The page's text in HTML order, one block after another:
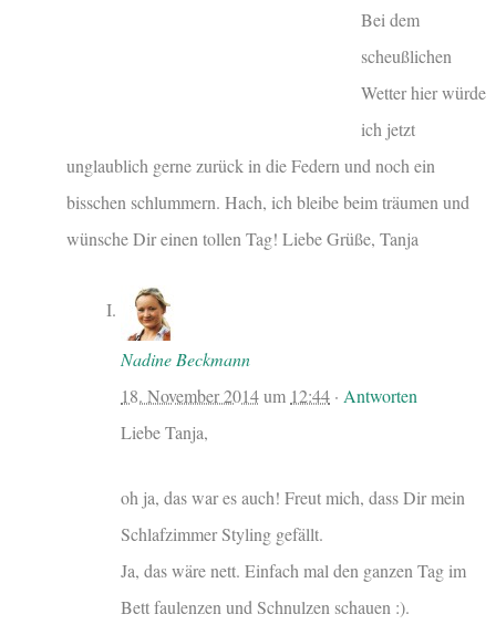
Bei dem
scheußlichen
Wetter hier würde
ich jetzt
unglaublich gerne zurück in die Federn und noch ein
bisschen schlummern. Hach, ich bleibe beim träumen und
wünsche Dir einen tollen Tag! Liebe Grüße, Tanja
Nadine Beckmann
18. November 2014um 12:44 · Antworten
Liebe Tanja,
oh ja, das war es auch! Freut mich, dass Dir mein
Schlafzimmer Styling gefällt.
Ja, das wäre nett. Einfach mal den ganzen Tag im
Bett faulenzen und Schnulzen schauen :).